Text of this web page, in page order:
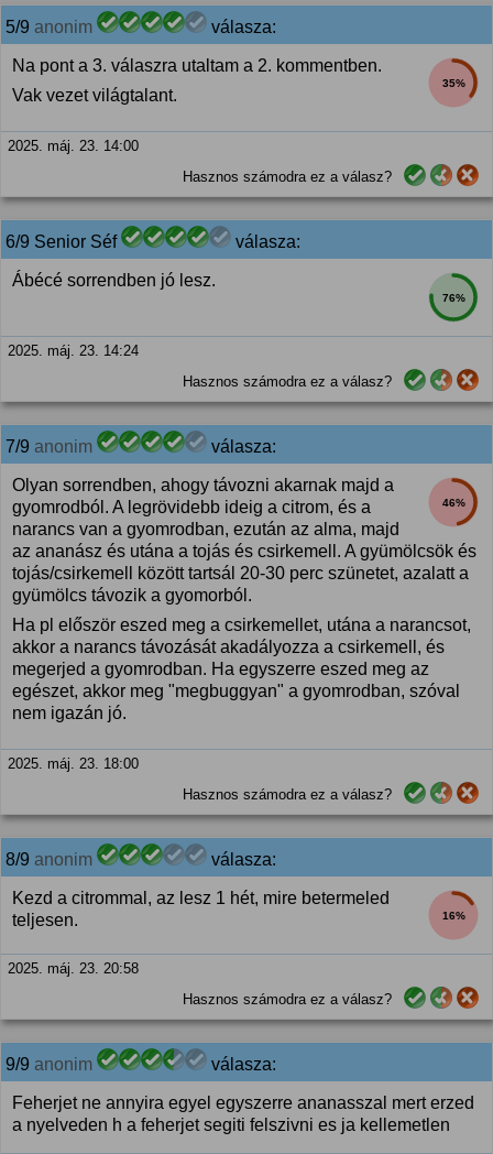
5/9 anonim válasza:
35%
Na pont a 3. válaszra utaltam a 2. kommentben.
Vak vezet világtalant.
2025. máj. 23. 14:00
Hasznos számodra ez a válasz?
6/9 Senior Séf válasza:
76%
Ábécé sorrendben jó lesz.
2025. máj. 23. 14:24
Hasznos számodra ez a válasz?
7/9 anonim válasza:
46%
Olyan sorrendben, ahogy távozni akarnak majd a
gyomrodból. A legrövidebb ideig a citrom, és a
narancs van a gyomrodban, ezután az alma, majd
az ananász és utána a tojás és csirkemell. A gyümölcsök és
tojás/csirkemell között tartsál 20-30 perc szünetet, azalatt a
gyümölcs távozik a gyomorból.
Ha pl először eszed meg a csirkemellet, utána a narancsot,
akkor a narancs távozását akadályozza a csirkemell, és
megerjed a gyomrodban. Ha egyszerre eszed meg az
egészet, akkor meg "megbuggyan" a gyomrodban, szóval
nem igazán jó.
2025. máj. 23. 18:00
Hasznos számodra ez a válasz?
8/9 anonim válasza:
16%
Kezd a citrommal, az lesz 1 hét, mire betermeled
teljesen.
2025. máj. 23. 20:58
Hasznos számodra ez a válasz?
9/9 anonim válasza:
Feherjet ne annyira egyel egyszerre ananasszal mert erzed
a nyelveden h a feherjet segiti felszivni es ja kellemetlen